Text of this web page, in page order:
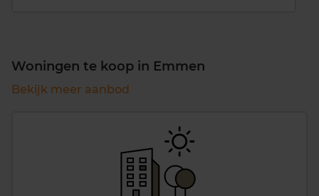
Woningen te koop in Emmen
Bekijk meer aanbod